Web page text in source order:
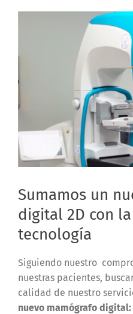
Sumamos un
digital 2D con
tecnología
Siguiendo nuestro
nuestras pacientes,
calidad de nuestro
nuevo mamógrafo